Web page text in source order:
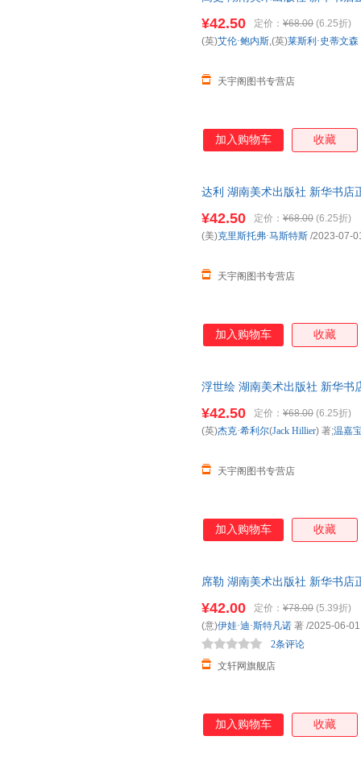
¥42.50 定价： ¥68.00 (6.25折)
天宇阁图书专营店
(英)艾伦·鲍内斯,(英)莱斯利·史蒂文森
加入购物车 收藏
达利 湖南美术出版社 新华书店
¥42.50 定价： ¥68.00 (6.25折)
天宇阁图书专营店
(美)克里斯托弗·马斯特斯 /2023-07-
加入购物车 收藏
浮世绘 湖南美术出版社 新华书
¥42.50 定价： ¥68.00 (6.25折)
天宇阁图书专营店
(英)杰克·希利尔(Jack Hillier) 著;温嘉
加入购物车 收藏
席勒 湖南美术出版社 新华书店
¥42.00 定价： ¥78.00 (5.39折)
文轩网旗舰店
2条评论
(意)伊娃·迪·斯特凡诺 著 /2025-06-01
加入购物车 收藏